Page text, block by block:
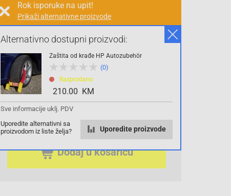
Alternativno dostupni proizvodi:
Zaštita od krađe HP Autozubehör
(0)
Rasprodano
210.00 KM
Sve informacije uklj. PDV
Uporedite alternativni sa
proizvodom iz liste želja?
Uporedite proizvode
Rok isporuke na upit!
Prikaži alternativne proizvode
Prodaja i slanje od: Architektengruppe S71 d.o.o.
Cijena na upit
0.00 KM
sa PDV Troškovi dostave
Dodaj u košaricu